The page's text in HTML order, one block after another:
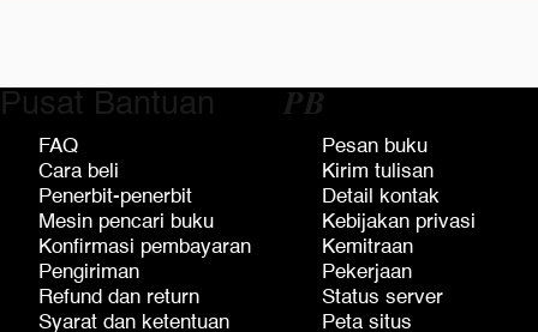
Pusat Bantuan
FAQ
Cara beli
Penerbit-penerbit
Mesin pencari buku
Konfirmasi pembayaran
Pengiriman
Refund dan return
Syarat dan ketentuan
𝑷𝑩
Pesan buku
Kirim tulisan
Detail kontak
Kebijakan privasi
Kemitraan
Pekerjaan
Status server
Peta situs